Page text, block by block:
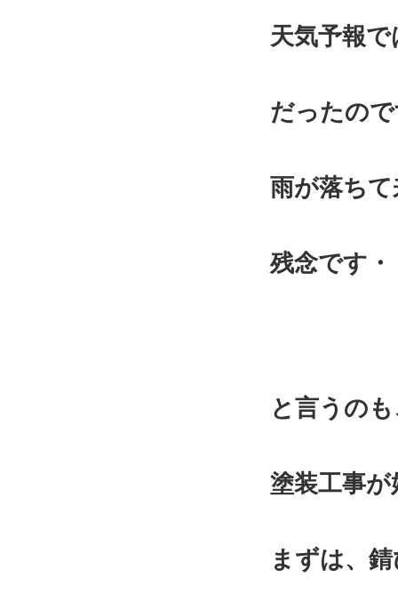
天気予報
だったの
雨が落ち
残念です
と言うの
塗装工事
まずは、